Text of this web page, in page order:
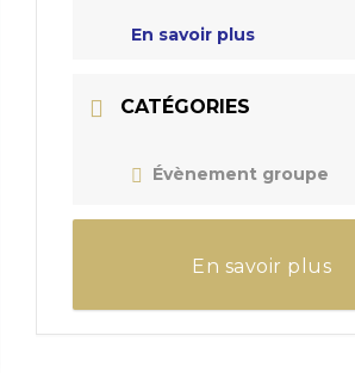
En savoir plus
CATÉGORIES
Évènement groupe
En savoir plus